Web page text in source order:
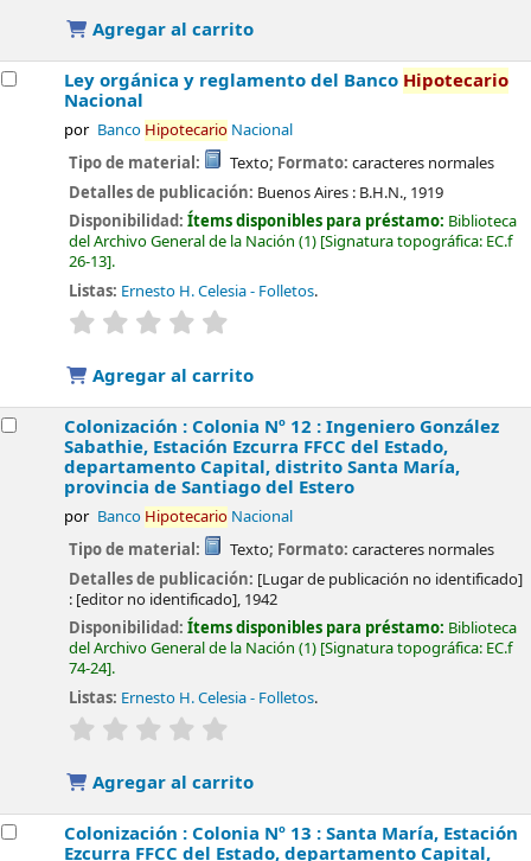
Agregar al carrito
Ley orgánica y reglamento del Banco Hipotecario
Nacional
por Banco HipotecarioNacional
Tipo de material: Texto; Formato: caracteres normales
Detalles de publicación: Buenos Aires : B.H.N., 1919
Disponibilidad:Ítems disponibles para préstamo: Biblioteca
del Archivo General de la Nación (1) Signatura topográfica: EC.f
26-13 .
Listas: Ernesto H. Celesia - Folletos.
valoración
Agregar al carrito
Colonización : Colonia Nº 12 : Ingeniero González
Sabathie, Estación Ezcurra FFCC del Estado,
departamento Capital, distrito Santa María,
provincia de Santiago del Estero
por Banco HipotecarioNacional
Tipo de material: Texto; Formato: caracteres normales
Detalles de publicación: [Lugar de publicación no identificado]
: [editor no identificado], 1942
Disponibilidad:Ítems disponibles para préstamo: Biblioteca
del Archivo General de la Nación (1) Signatura topográfica: EC.f
74-24 .
Listas: Ernesto H. Celesia - Folletos.
valoración
Agregar al carrito
Colonización : Colonia Nº 13 : Santa María, Estación
Ezcurra FFCC del Estado, departamento Capital,